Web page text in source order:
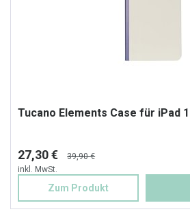
Tucano Elements Case für iPad
27,30 €
39,90 €
inkl. MwSt.
Zum Produkt